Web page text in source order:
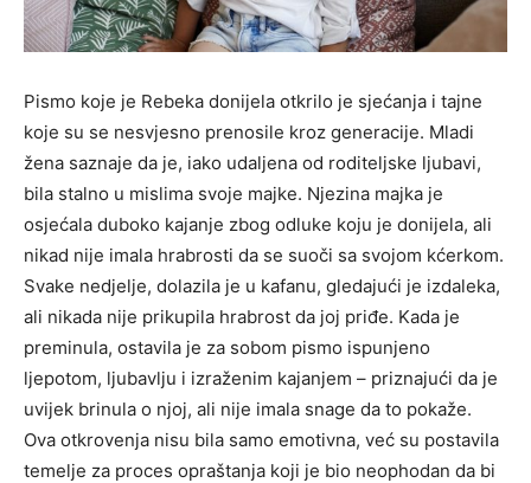
Pismo koje je Rebeka donijela otkrilo je sjećanja i tajne
koje su se nesvjesno prenosile kroz generacije. Mladi
žena saznaje da je, iako udaljena od roditeljske ljubavi,
bila stalno u mislima svoje majke. Njezina majka je
osjećala duboko kajanje zbog odluke koju je donijela, ali
nikad nije imala hrabrosti da se suoči sa svojom kćerkom.
Svake nedjelje, dolazila je u kafanu, gledajući je izdaleka,
ali nikada nije prikupila hrabrost da joj priđe. Kada je
preminula, ostavila je za sobom pismo ispunjeno
ljepotom, ljubavlju i izraženim kajanjem – priznajući da je
uvijek brinula o njoj, ali nije imala snage da to pokaže.
Ova otkrovenja nisu bila samo emotivna, već su postavila
temelje za proces opraštanja koji je bio neophodan da bi